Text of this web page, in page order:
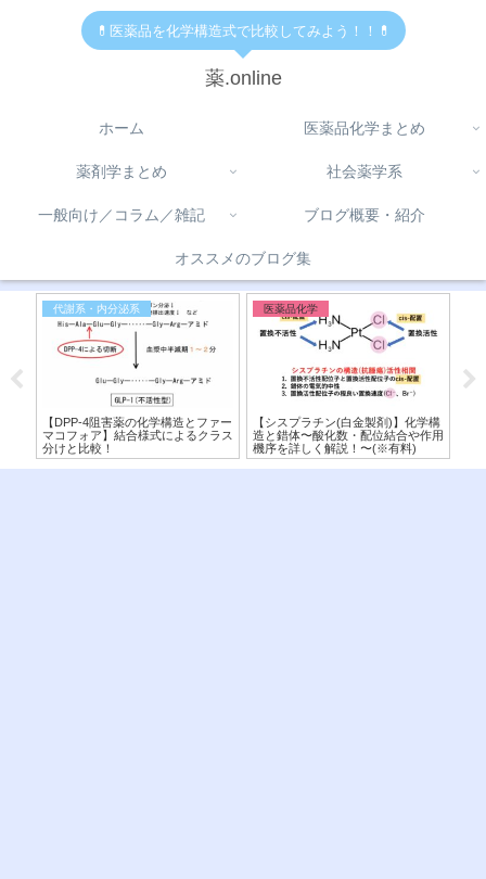
💊医薬品を化学構造式で比較してみよう！！💊
薬.online
ホーム 医薬品化学まとめ
薬剤学まとめ 社会薬学系
一般向け／コラム／雑記 ブログ概要・紹介
オススメのブログ集
代謝系・内分泌系
【DPP-4阻害薬の化学構造とファー
マコフォア】結合様式によるクラス
分けと比較！
医薬品化学
【シスプラチン(白金製剤)】化学構
造と錯体〜酸化数・配位結合や作用
機序を詳しく解説！〜(※有料)